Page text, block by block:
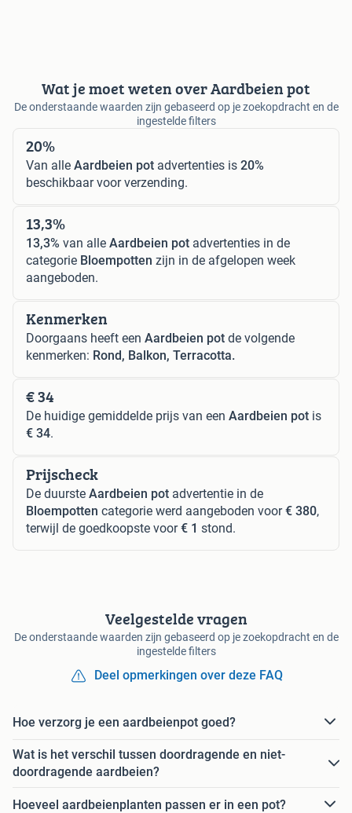
Wat je moet weten over Aardbeien pot
De onderstaande waarden zijn gebaseerd op je zoekopdracht en de
ingestelde filters
20%
Van alle Aardbeien pot advertenties is 20%
beschikbaar voor verzending.
13,3%
13,3% van alle Aardbeien pot advertenties in de
categorie Bloempotten zijn in de afgelopen week
aangeboden.
Kenmerken
Doorgaans heeft een Aardbeien pot de volgende
kenmerken: Rond, Balkon, Terracotta.
€ 34
De huidige gemiddelde prijs van een Aardbeien pot is
€ 34.
Prijscheck
De duurste Aardbeien pot advertentie in de
Bloempotten categorie werd aangeboden voor€ 380,
terwijl de goedkoopste voor€ 1 stond.
Veelgestelde vragen
De onderstaande waarden zijn gebaseerd op je zoekopdracht en de
ingestelde filters
Deel opmerkingen over deze FAQ
Hoe verzorg je een aardbeienpot goed?
Wat is het verschil tussen doordragende en niet-
doordragende aardbeien?
Hoeveel aardbeienplanten passen er in een pot?